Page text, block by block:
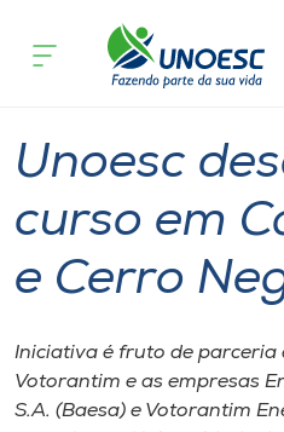
Cursos
Atendimento ao
Portal de Ensino
A
acontece
Unoesc
curso em
e Cerro
Iniciativa é fruto de parceria
Votorantim e as empresas
S.A. (Baesa) e Votorantim